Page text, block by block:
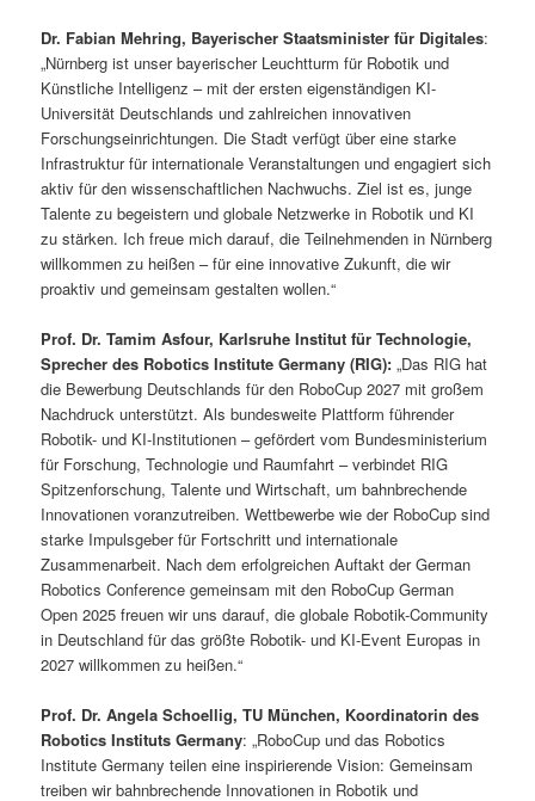
Dr. Fabian Mehring, Bayerischer Staatsminister für Digitales:
„Nürnberg ist unser bayerischer Leuchtturm für Robotik und
Künstliche Intelligenz – mit der ersten eigenständigen KI-
Universität Deutschlands und zahlreichen innovativen
Forschungseinrichtungen. Die Stadt verfügt über eine starke
Infrastruktur für internationale Veranstaltungen und engagiert sich
aktiv für den wissenschaftlichen Nachwuchs. Ziel ist es, junge
Talente zu begeistern und globale Netzwerke in Robotik und KI
zu stärken. Ich freue mich darauf, die Teilnehmenden in Nürnberg
willkommen zu heißen – für eine innovative Zukunft, die wir
proaktiv und gemeinsam gestalten wollen.“
Prof. Dr. Tamim Asfour, Karlsruhe Institut für Technologie,
Sprecher des Robotics Institute Germany (RIG): „Das RIG hat
die Bewerbung Deutschlands für den RoboCup 2027 mit großem
Nachdruck unterstützt. Als bundesweite Plattform führender
Robotik- und KI-Institutionen – gefördert vom Bundesministerium
für Forschung, Technologie und Raumfahrt – verbindet RIG
Spitzenforschung, Talente und Wirtschaft, um bahnbrechende
Innovationen voranzutreiben. Wettbewerbe wie der RoboCup sind
starke Impulsgeber für Fortschritt und internationale
Zusammenarbeit. Nach dem erfolgreichen Auftakt der German
Robotics Conference gemeinsam mit den RoboCup German
Open 2025 freuen wir uns darauf, die globale Robotik-Community
in Deutschland für das größte Robotik- und KI-Event Europas in
2027 willkommen zu heißen.“
Prof. Dr. Angela Schoellig, TU München, Koordinatorin des
Robotics Instituts Germany: „RoboCup und das Robotics
Institute Germany teilen eine inspirierende Vision: Gemeinsam
treiben wir bahnbrechende Innovationen in Robotik und